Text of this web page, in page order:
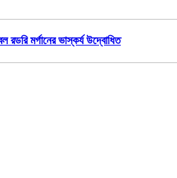
রডরি মর্গানের ভাস্কর্য উদ্বোধিত